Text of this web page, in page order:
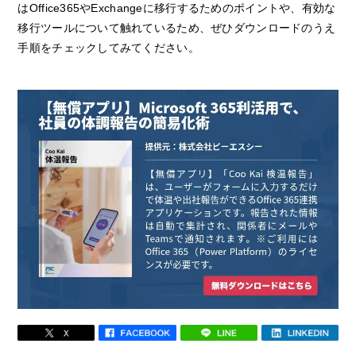
はOffice365やExchangeに移行するためのポイントや、有効な
移行ツールについて触れているため、ぜひダウンロードのうえ
手順をチェックしてみてください。